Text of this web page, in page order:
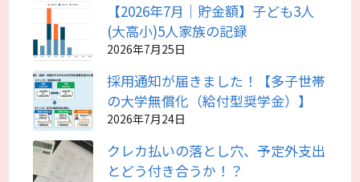
【2026年7月｜貯金額】子ども3人
(大高小)5人家族の記録
2026年7月25日
採用通知が届きました！【多子世帯
の大学無償化（給付型奨学金）】
2026年7月24日
クレカ払いの落とし穴、予定外支出
とどう付き合うか！？